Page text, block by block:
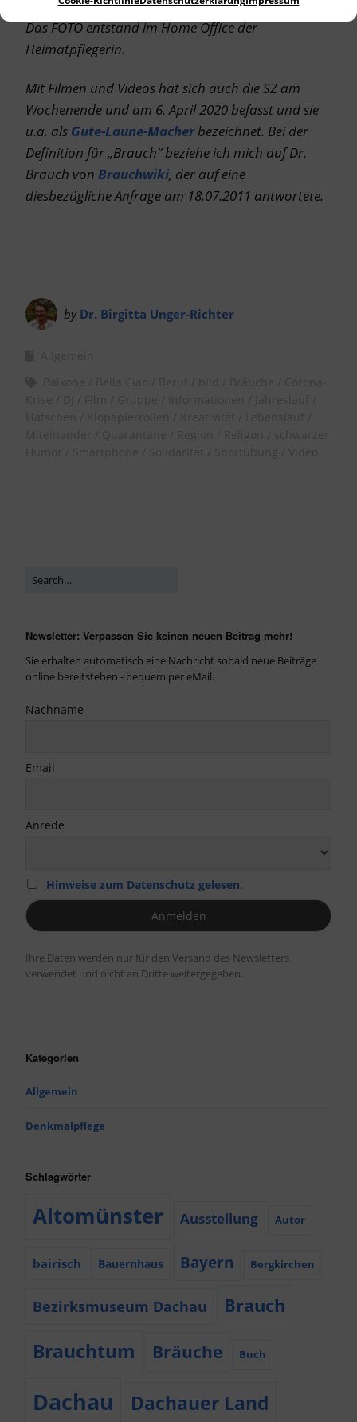
Das FOTO entstand im Home Office der
Heimatpflegerin.
Mit Filmen und Videos hat sich auch die SZ am
Wochenende und am 6. April 2020 befasst und sie
u.a. als Gute-Laune-Macherbezeichnet. Bei der
Definition für „Brauch“ beziehe ich mich auf Dr.
Brauch von Brauchwiki, der auf eine
diesbezügliche Anfrage am 18.07.2011 antwortete.
by Dr. Birgitta Unger-Richter
Newsletter: Verpassen Sie keinen neuen Beitrag mehr!
Sie erhalten automatisch eine Nachricht sobald neue Beiträge
online bereitstehen - bequem per eMail.
Nachname
Email
Anrede
Hinweise zum Datenschutz gelesen.
Ihre Daten werden nur für den Versand des Newsletters
verwendet und nicht an Dritte weitergegeben.
Kategorien
Allgemein
Denkmalpflege
Schlagwörter
Altomünster Ausstellung Autor
bairisch Bauernhaus Bayern Bergkirchen
Bezirksmuseum Dachau Brauch
Brauchtum Bräuche Buch
Dachau Dachauer Land